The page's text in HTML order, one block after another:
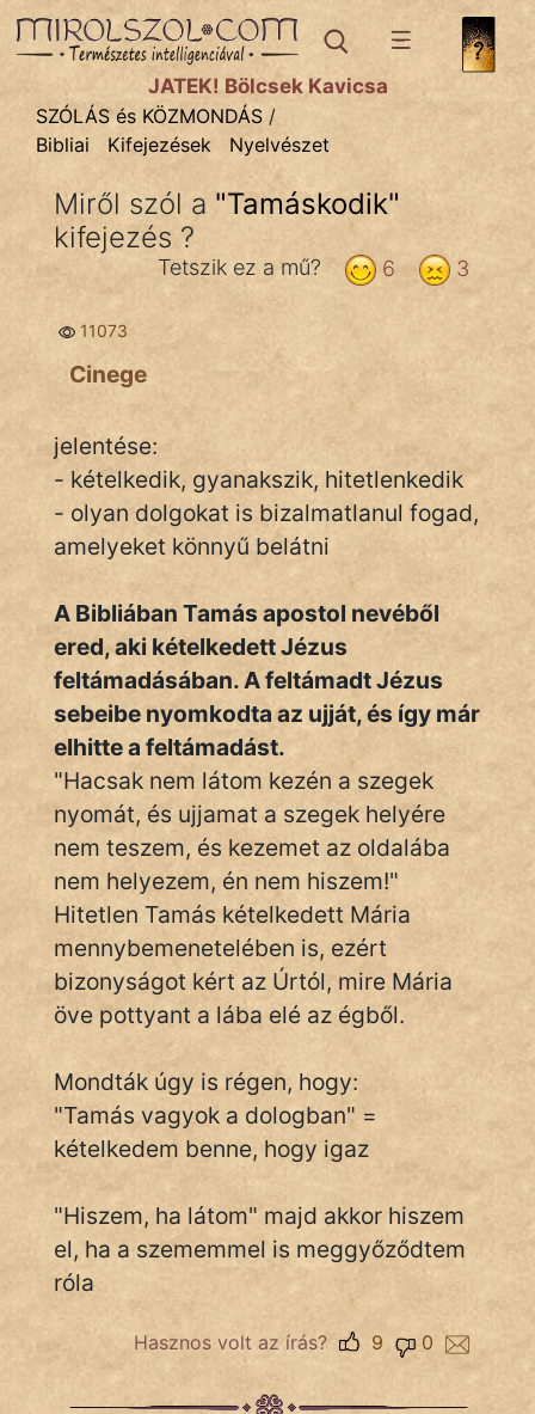
SZÓLÁS ÉS KÖZMONDÁStémák:
Bibliai
Kifejezések
Közmondások
Rímelő
Szóláscsoportok
Szólások
Tréfás
IRODALOM
SZÓLÁS
És
KÖZMONDÁS
PSZICHO
ZENE
FILM
ÉLETMÓD
MAGYARSÁG
TÖRTÉNELEM
Népszerű szerzőink:
cinege
fantom
Jób Gedeon
JÁTÉK! Bölcsek Kavicsa
SZÓLÁS és KÖZMONDÁS /
Bibliai
Kifejezések Nyelvészet
Miről szól a "Tamáskodik"
kifejezés ?
3
6
Tetszik ez a mű?
11073
Cinege
jelentése:
- kételkedik, gyanakszik, hitetlenkedik
- olyan dolgokat is bizalmatlanul fogad,
amelyeket könnyű belátni
A Bibliában Tamás apostol nevéből
ered, aki kételkedett Jézus
feltámadásában. A feltámadt Jézus
sebeibe nyomkodta az ujját, és így már
elhitte a feltámadást.
"Hacsak nem látom kezén a szegek
nyomát, és ujjamat a szegek helyére
nem teszem, és kezemet az oldalába
nem helyezem, én nem hiszem!"
Hitetlen Tamás kételkedett Mária
mennybemenetelében is, ezért
bizonyságot kért az Úrtól, mire Mária
öve pottyant a lába elé az égből.
Mondták úgy is régen, hogy:
"Tamás vagyok a dologban" =
kételkedem benne, hogy igaz
"Hiszem, ha látom" majd akkor hiszem
el, ha a szememmel is meggyőződtem
róla
Hasznos volt az írás? 0
9